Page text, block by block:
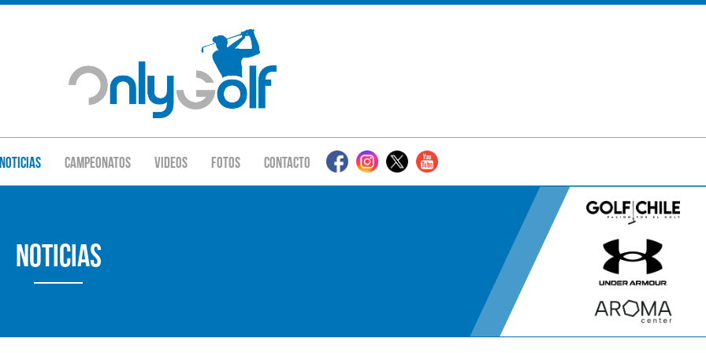
Noticias Campeonatos Videos Fotos Contacto
Noticias